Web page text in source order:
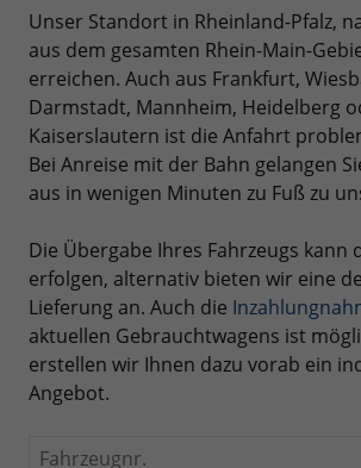
Unser Standort in Rheinland-Pfalz,
aus dem gesamten Rhein-Main-
erreichen. Auch aus Frankfurt,
Darmstadt, Mannheim, Heidelberg
Kaiserslautern ist die Anfahrt
Bei Anreise mit der Bahn gelangen
aus in wenigen Minuten zu Fuß zu
Die Übergabe Ihres Fahrzeugs kann
erfolgen, alternativ bieten wir eine
Lieferung an. Auch die
aktuellen Gebrauchtwagens ist
erstellen wir Ihnen dazu vorab ein
Angebot.
Fahrzeugnr.